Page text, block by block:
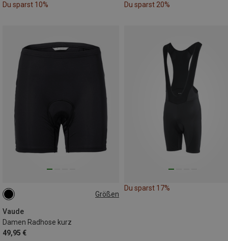
Du sparst 10% Du sparst 20%
Größen
Vaude
Damen Radhose kurz
49,95 €
Du sparst 17%